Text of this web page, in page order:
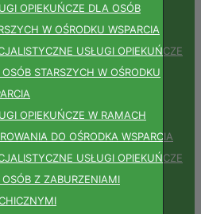
OPIEKUŃCZE DLA OSÓB
W OŚRODKU WSPARCIA
USŁUGI OPIEKUŃCZE
STARSZYCH W OŚRODKU
OPIEKUŃCZE W RAMACH
DO OŚRODKA WSPARCIA
USŁUGI OPIEKUŃCZE
Z ZABURZENIAMI